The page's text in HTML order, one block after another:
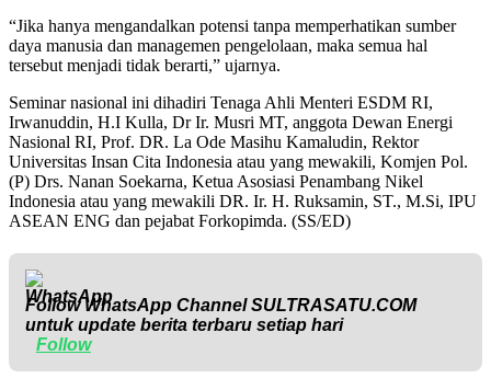
“Jika hanya mengandalkan potensi tanpa memperhatikan sumber
daya manusia dan managemen pengelolaan, maka semua hal
tersebut menjadi tidak berarti,” ujarnya.
Seminar nasional ini dihadiri Tenaga Ahli Menteri ESDM RI,
Irwanuddin, H.I Kulla, Dr Ir. Musri MT, anggota Dewan Energi
Nasional RI, Prof. DR. La Ode Masihu Kamaludin, Rektor
Universitas Insan Cita Indonesia atau yang mewakili, Komjen Pol.
(P) Drs. Nanan Soekarna, Ketua Asosiasi Penambang Nikel
Indonesia atau yang mewakili DR. Ir. H. Ruksamin, ST., M.Si, IPU
ASEAN ENG dan pejabat Forkopimda. (SS/ED)
Follow WhatsApp ChannelSULTRASATU.COM
untuk update berita terbaru setiap hari
Follow